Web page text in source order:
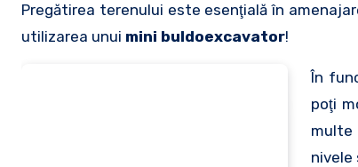
Pregătirea terenului este esenţială în
utilizarea unui mini buldoexcavator!
În
poţi
multe
nivele